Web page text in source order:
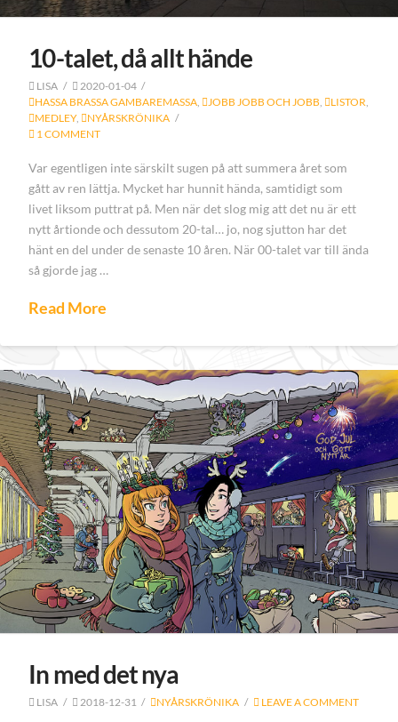
10-talet, då allt hände
LISA
2020-01-04
HASSA BRASSA GAMBAREMASSA
JOBB JOBB OCH JOBB LISTOR
MEDLEY,
NYÅRSKRÖNIKA
1 COMMENT
Var egentligen inte särskilt sugen på att summera året som
gått av ren lättja. Mycket har hunnit hända, samtidigt som
livet liksom puttrat på. Men när det slog mig att det nu är ett
nytt årtionde och dessutom 20-tal… jo, nog sjutton har det
hänt en del under de senaste 10 åren. När 00-talet var till ända
så gjorde jag …
Read More
In med det nya
LISA 2018-12-31 NYÅRSKRÖNIKA LEAVE A COMMENT